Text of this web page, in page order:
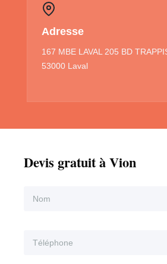
Adresse
167 MBE LAVAL 205 BD
53000 Laval
Devis gratuit à Vion